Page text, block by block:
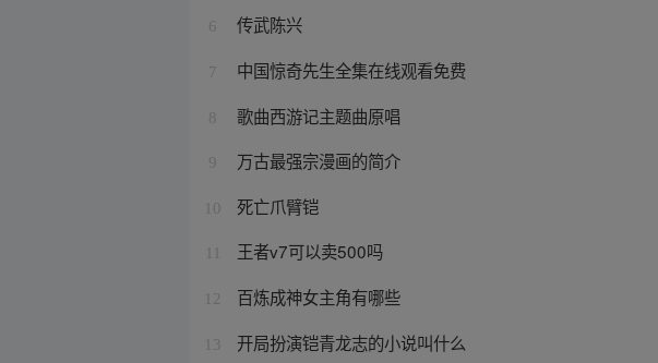
6 传武陈兴
7 中国惊奇先生全集在线观看免费
8 歌曲西游记主题曲原唱
9 万古最强宗漫画的简介
10 死亡爪臂铠
王者v7可以卖500吗
12 百炼成神女主角有哪些
13 开局扮演铠青龙志的小说叫什么